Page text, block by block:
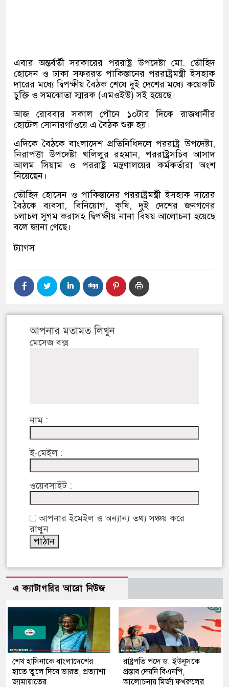
এবার অন্তর্বর্তী সরকারের পররাষ্ট্র উপদেষ্টা মো. তৌহিদ
হোসেন ও ঢাকা সফররত পাকিস্তানের পররাষ্ট্রমন্ত্রী ইসহাক
দারের মধ্যে দ্বিপক্ষীয় বৈঠক শেষে দুই দেশের মধ্যে কয়েকটি
চুক্তি ও সমঝোতা স্মারক (এমওইউ) সই হয়েছে।
আজ রোববার সকাল পৌনে ১০টার দিকে রাজধানীর
হোটেল সোনারগাঁওয়ে এ বৈঠক শুরু হয়।
এদিকে বৈঠকে বাংলাদেশ প্রতি‌নি‌ধিদলে পররাষ্ট্র উপদেষ্টা,
নিরাপত্তা উপদেষ্টা খ‌লিলুর রহমান, পররাষ্ট্রস‌চিব আসাদ
আলম সিয়াম ও পররাষ্ট্র মন্ত্রণালয়ের কর্মকর্তারা অংশ
নিয়েছেন।
তৌহিদ হোসেন ও পাকিস্তানের পররাষ্ট্রমন্ত্রী ইসহাক দারের
বৈঠকে ব্যবসা, বিনিয়োগ, কৃষি, দুই দেশের জনগণের
চলাচল সুগম করাসহ দ্বিপক্ষীয় নানা বিষয় আলোচনা হয়েছে
বলে জানা গেছে।
ট্যাগস
আপনার মতামত লিখুন
মেসেজ বক্স
নাম :
ই-মেইল :
ওয়েবসাইট :
আপনার ইমেইল ও অন্যান্য তথ্য সঞ্চয় করে
রাখুন
এ ক্যাটাগরির আরো নিউজ
শেখ হাসিনাকে বাংলাদেশের
হাতে তুলে দিবে ভারত, প্রত্যাশা
জামায়াতের
রাষ্ট্রপতি পদে ড. ইউনূসকে
প্রস্তাব দেয়নি বিএনপি,
আলোচনায় মির্জা ফখরুলের